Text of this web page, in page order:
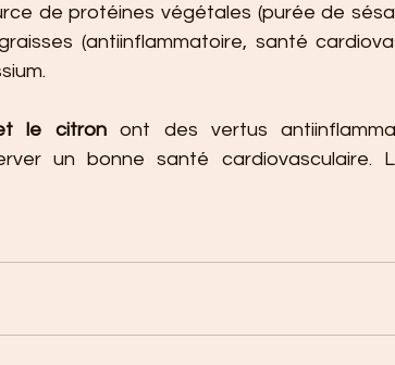
de protéines végétales (purée de
(antiinflammatoire, santé
et le citron ont des vertus
un bonne santé cardiovasculaire.